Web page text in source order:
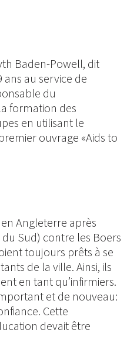
Baden-Powell, dit
au service de
du
formation des
en utilisant le
ouvrage «Aids to
Angleterre après
Sud) contre les Boers
toujours prêts à se
de la ville. Ainsi, ils
en tant qu’infirmiers.
et de nouveau:
Cette
devait être